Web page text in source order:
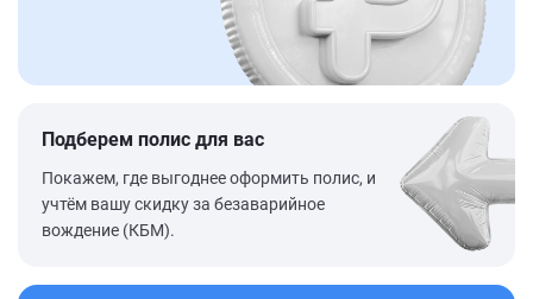
Подберем полис для вас
Покажем, где выгоднее оформить полис, и
учтём вашу скидку за безаварийное
вождение (КБМ).